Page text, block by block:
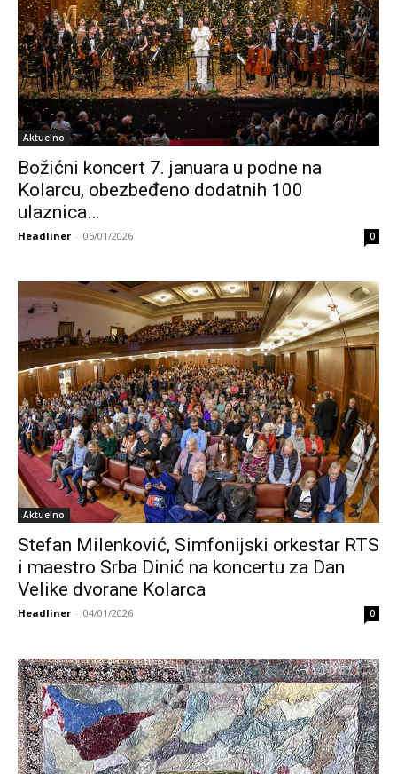
Aktuelno
Božićni koncert 7. januara u podne na
Kolarcu, obezbeđeno dodatnih 100
ulaznica…
Headliner - 05/01/2026 0
Aktuelno
Stefan Milenković, Simfonijski orkestar RTS
i maestro Srba Dinić na koncertu za Dan
Velike dvorane Kolarca
Headliner - 04/01/2026 0